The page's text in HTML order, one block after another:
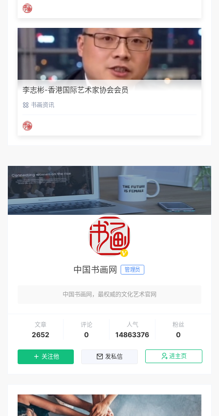
李志彬-香港国际艺术家协会会员
书画资讯
中国书画网 管理员
中国书画网，最权威的文化艺术官网
文章
2652
评论
0
人气
14863376
粉丝
0
关注他 发私信 进主页